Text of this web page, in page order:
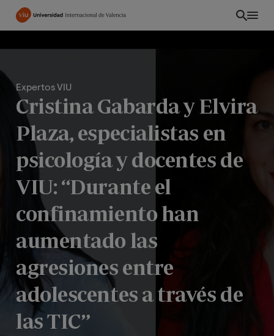
Pasar
principal
Expertos VIU
Cristina Gabarda y Elvira
Plaza, especialistas en
psicología y docentes de
VIU: “Durante el
confinamiento han
aumentado las
agresiones entre
adolescentes a través de
las TIC”